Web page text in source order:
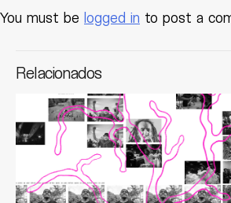
You must be logged in to post a
Relacionados